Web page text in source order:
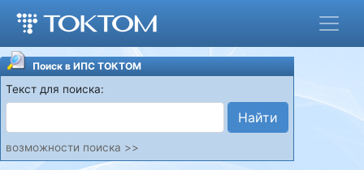
Поиск в ИПС ТОКТОМ
Текст для поиска:
Найти
возможности поиска >>